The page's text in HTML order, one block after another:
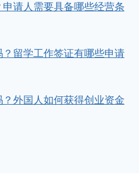
请人需要具备哪些经营条
留学工作签证有哪些申请
外国人如何获得创业资金